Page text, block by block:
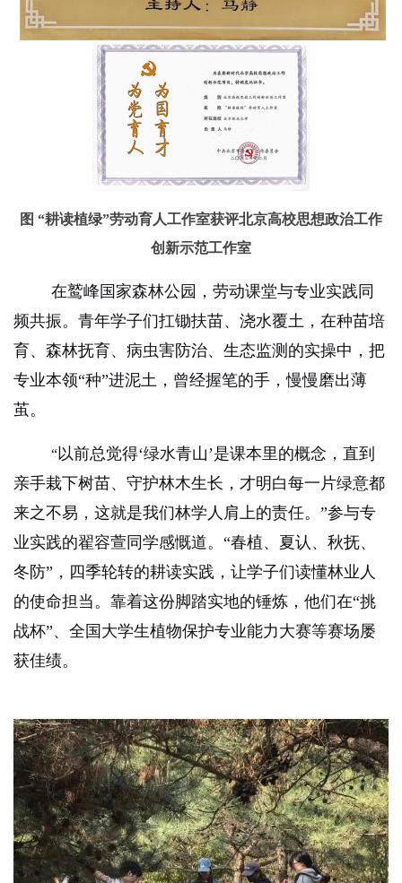
图 “耕读植绿”劳动育人工作室获评北京高校思想政治工作
创新示范工作室
在鹫峰国家森林公园，劳动课堂与专业实践同
频共振。青年学子们扛锄扶苗、浇水覆土，在种苗培
育、森林抚育、病虫害防治、生态监测的实操中，把
专业本领“种”进泥土，曾经握笔的手，慢慢 磨出薄
茧。
“以前总觉得‘绿水青山’是课本里的概念，直到
亲手栽下树苗、守护林木生长，才明白每一片绿意都
来之不易，这就是我们林学人肩上的责任。”参与专
业实践的翟容萱同学感慨道。“春植、夏认、秋抚、
冬防”，四季轮转的耕读实践，让学子们读懂林业人
的使命担当。靠着这份脚踏实地的锤炼，他们在“挑
战杯”、全国大学生植物保护专业能力大赛等赛场屡
获佳绩。